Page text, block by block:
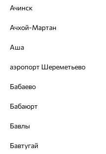
Ачинск
Ачхой-Мартан
Аша
аэропорт Шереметьево
Бабаево
Бабаюрт
Бавлы
Бавтугай